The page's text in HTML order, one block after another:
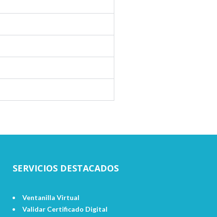
SERVICIOS DESTACADOS
Ventanilla Virtual
Validar Certificado Digital